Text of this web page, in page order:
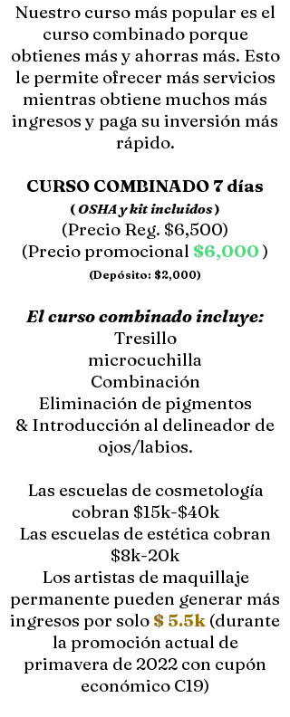
Nuestro curso más popular es el
curso combinado porque
obtienes más y ahorras más. Esto
le permite ofrecer más servicios
mientras obtiene muchos más
ingresos y paga su inversión más
rápido.
CURSO COMBINADO 7 días
(OSHA y kit incluidos)
(Precio Reg. $6,500)
(Precio promocional $6,000 )
(Depósito: $2,000)
El curso combinado incluye:
Tresillo
microcuchilla
Combinación
Eliminación de pigmentos
& Introducción al delineador de
ojos/labios.
Las escuelas de cosmetología
cobran $15k-$40k
Las escuelas de estética cobran
$8k-20k
Los artistas de maquillaje
permanente pueden generar más
ingresos por solo $ 5.5k (durante
la promoción actual de
primavera de 2022 con cupón
económico C19)